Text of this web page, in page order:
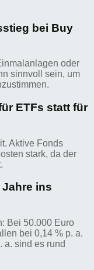
bei Buy
oder
sinnvoll sein, um
ETFs statt für
Aktive Fonds
stark, da der
ins
Bei 50.000 Euro
bei 0,14 % p. a.
a. sind es rund